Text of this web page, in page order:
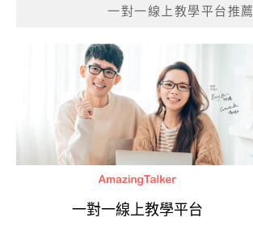
一對一線上教學平台推薦
一對一線上教學平台